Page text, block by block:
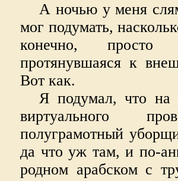
А ночью у меня
мог подумать,
конечно, просто
протянувшаяся к
Вот как.
Я подумал, что на
виртуального
полуграмотный
да что уж там, и по-
родном арабском с